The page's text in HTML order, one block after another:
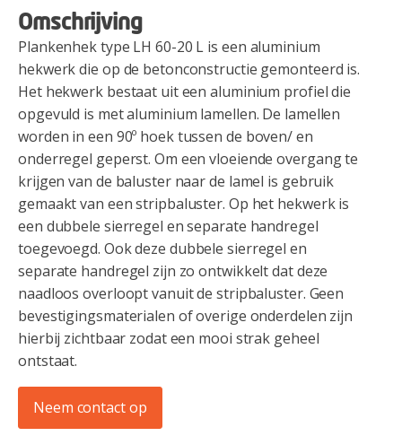
Omschrijving
Plankenhek type LH 60-20 L is een aluminium
hekwerk die op de betonconstructie gemonteerd is.
Het hekwerk bestaat uit een aluminium profiel die
opgevuld is met aluminium lamellen. De lamellen
worden in een 90º hoek tussen de boven/ en
onderregel geperst. Om een vloeiende overgang te
krijgen van de baluster naar de lamel is gebruik
gemaakt van een stripbaluster. Op het hekwerk is
een dubbele sierregel en separate handregel
toegevoegd. Ook deze dubbele sierregel en
separate handregel zijn zo ontwikkelt dat deze
naadloos overloopt vanuit de stripbaluster. Geen
bevestigingsmaterialen of overige onderdelen zijn
hierbij zichtbaar zodat een mooi strak geheel
ontstaat.
Neem contact op